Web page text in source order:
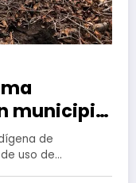
municipio
de
uso de…